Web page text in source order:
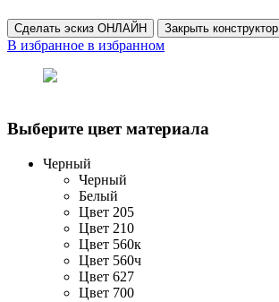
Сделать эскиз ОНЛАЙН Закрыть конструктор
В избранное в избранном
Выберите цвет материала
Черный
Черный
Белый
Цвет 205
Цвет 210
Цвет 560к
Цвет 560ч
Цвет 627
Цвет 700